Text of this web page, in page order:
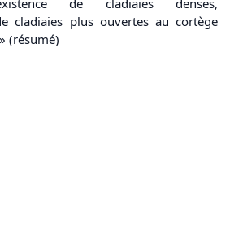
de cladiaies denses,
cladiaies plus ouvertes au cortège
(résumé)